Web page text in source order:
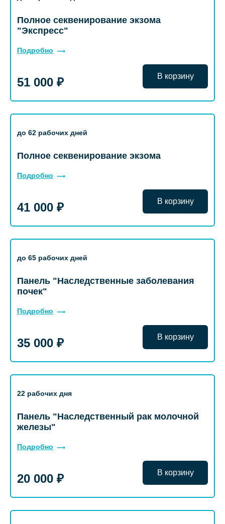
Полное секвенирование экзома
"Экспресс"
Подробно
51 000 ₽ В корзину
до 62 рабочих дней
Полное секвенирование экзома
Подробно
41 000 ₽ В корзину
до 65 рабочих дней
Панель "Наследственные заболевания
почек"
Подробно
35 000 ₽ В корзину
22 рабочих дня
Панель "Наследственный рак молочной
железы"
Подробно
20 000 ₽ В корзину